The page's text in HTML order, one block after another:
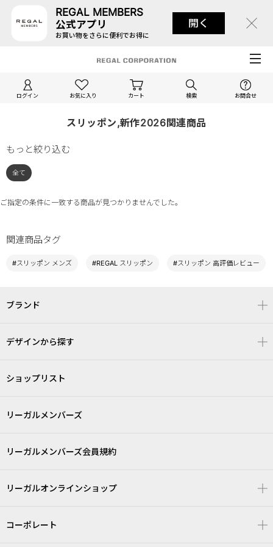
REGAL MEMBERS
公式アプリ
お買い物をさらに便利でお得に
開く
ログイン お気に入り カート 検索 お問合せ
スリッポン,新作2026関連商品
もっと絞り込む
全て
ご指定の条件に一致する商品が見つかりませんでした。
関連商品タグ
#スリッポン メンズ #REGAL スリッポン #スリッポン 高評価レビュー
ブランド
デザインから探す
ショップリスト
リーガルメンバーズ
リーガルメンバーズ会員規約
リーガルオンラインショップ
コーポレート